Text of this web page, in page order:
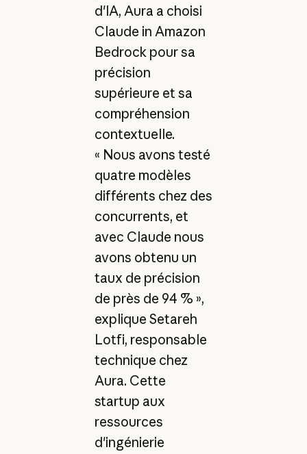
d'IA, Aura a choisi
Claude in Amazon
Bedrock pour sa
précision
supérieure et sa
compréhension
contextuelle.
« Nous avons testé
quatre modèles
différents chez des
concurrents, et
avec Claude nous
avons obtenu un
taux de précision
de près de 94 % »,
explique Setareh
Lotfi, responsable
technique chez
Aura. Cette
startup aux
ressources
d'ingénierie